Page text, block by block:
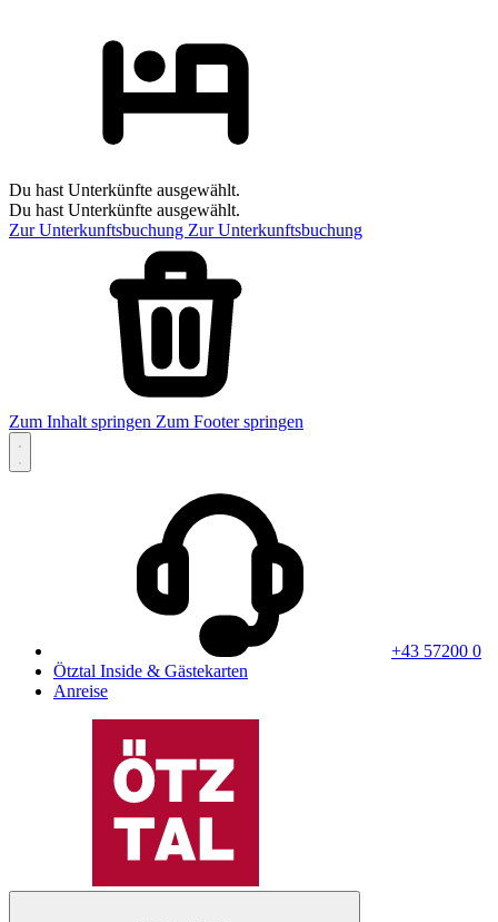
Du hast Unterkünfte ausgewählt.
Du hast Unterkünfte ausgewählt.
Zur Unterkunftsbuchung Zur Unterkunftsbuchung
Zum Inhalt springen Zum Footer springen
+43 57200 0
Ötztal Inside & Gästekarten
Anreise